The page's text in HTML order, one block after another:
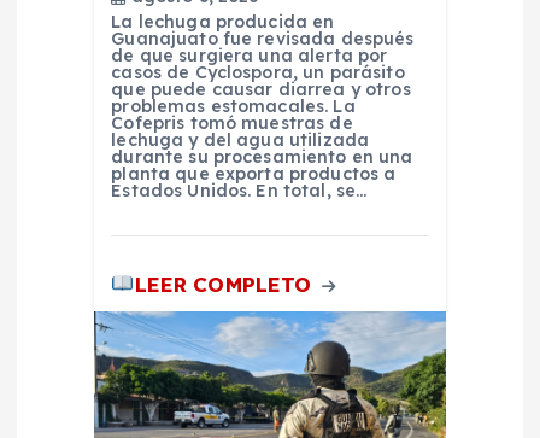
La lechuga producida en
Guanajuato fue revisada después
de que surgiera una alerta por
casos de Cyclospora, un parásito
que puede causar diarrea y otros
problemas estomacales. La
Cofepris tomó muestras de
lechuga y del agua utilizada
durante su procesamiento en una
planta que exporta productos a
Estados Unidos. En total, se…
LEER COMPLETO